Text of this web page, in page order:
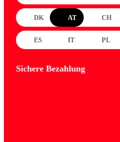
DK AT CH
ES IT PL
Sichere Bezahlung